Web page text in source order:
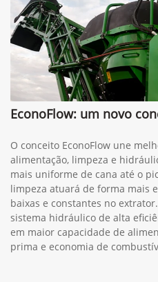
EconoFlow: um novo
O conceito EconoFlow une
alimentação, limpeza e
mais uniforme de cana até o
limpeza atuará de forma mais
baixas e constantes no
sistema hidráulico de alta
em maior capacidade de
prima e economia de